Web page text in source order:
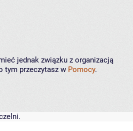
jednak związku z organizacją
tym przeczytasz w Pomocy.